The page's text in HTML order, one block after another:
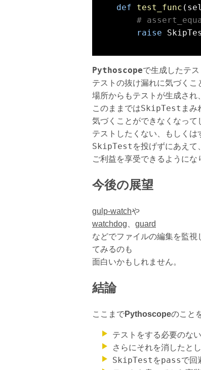
def
test_func
#
raise
Pythoscopeで生成したテ
テストの抜け漏れに気づく
場所からもテストが生成され、
このままではSkipTest まみ
気づくことができなくなって
テストしたくない、もしく
SkipTest を投げずにあえて、
ご利益を享受できるようにな
今後の展望
gulp-watchや
watchdog
guard
などでファイルの編集を監
てみるのも
面白いかもしれません。
結論
ここまでPythoscopeのこと
テストをする必要のな
さらにそれを消したと
SkipTest をpassで回